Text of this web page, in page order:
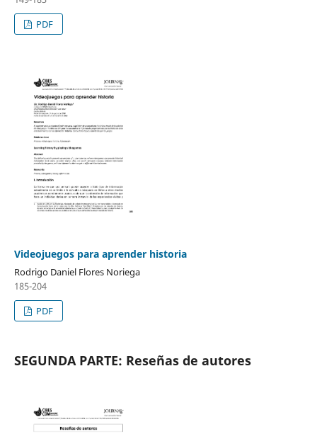
PDF
Videojuegos para aprender historia
Rodrigo Daniel Flores Noriega
185-204
PDF
SEGUNDA PARTE: Reseñas de autores